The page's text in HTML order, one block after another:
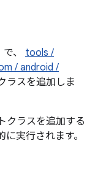
、 tools /
/ android /
ラスを追加しま
クラスを追加する
実行されます。